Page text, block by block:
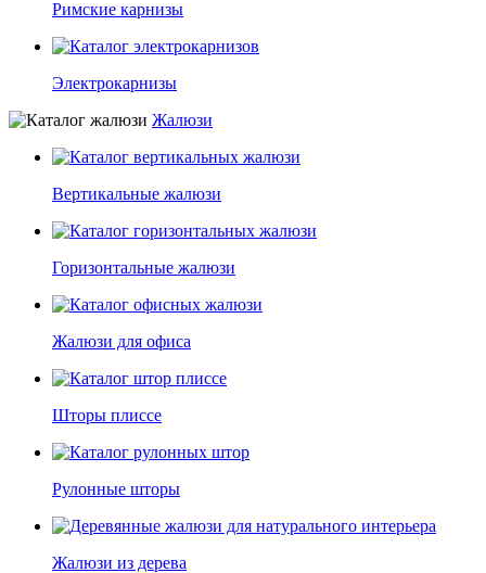
Римские карнизы
Электрокарнизы
Жалюзи
Вертикальные жалюзи
Горизонтальные жалюзи
Жалюзи для офиса
Шторы плиссе
Рулонные шторы
Жалюзи из дерева